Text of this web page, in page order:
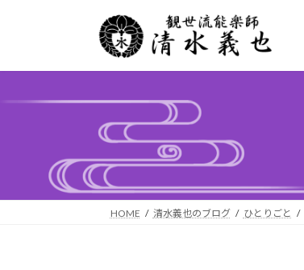
ン
へ
ー
ョ
HOME 清水義也のブログ ひとりごと